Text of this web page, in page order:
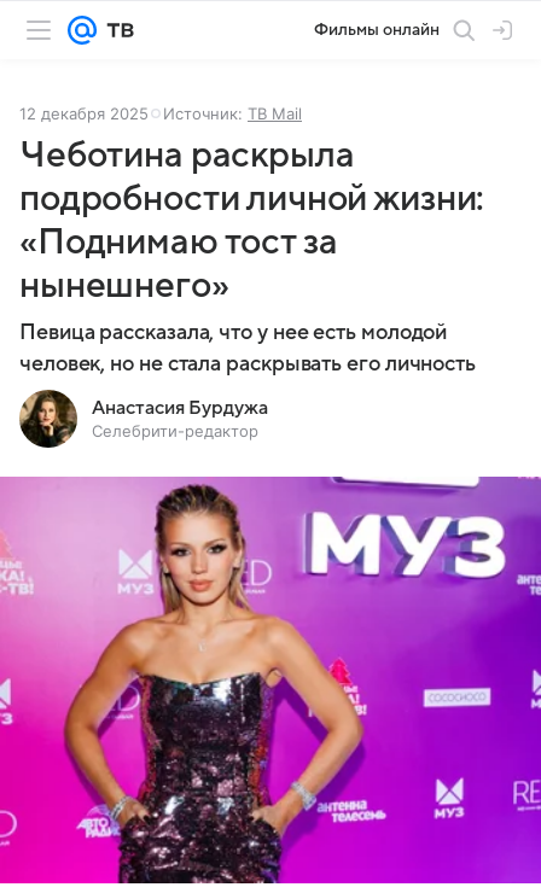
Фильмы онлайн
12 декабря 2025 Источник: ТВ Mail
Чеботина раскрыла
подробности личной жизни:
«Поднимаю тост за
нынешнего»
Певица рассказала, что у нее есть молодой
человек, но не стала раскрывать его личность
Анастасия Бурдужа
Селебрити-редактор